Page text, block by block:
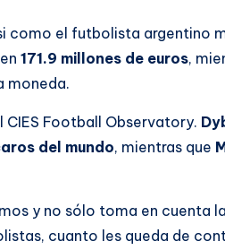
como el futbolista argentino
171.9 millones de euros,
moneda.
Football Observatory.
del mundo, mientras que
y no sólo toma en cuenta
cuanto les queda de